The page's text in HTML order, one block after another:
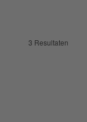
3 Resultaten